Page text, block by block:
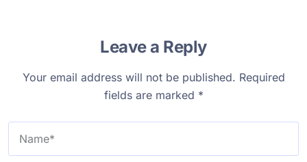
Leave a Reply
Your email address will not be published. Required
fields are marked *